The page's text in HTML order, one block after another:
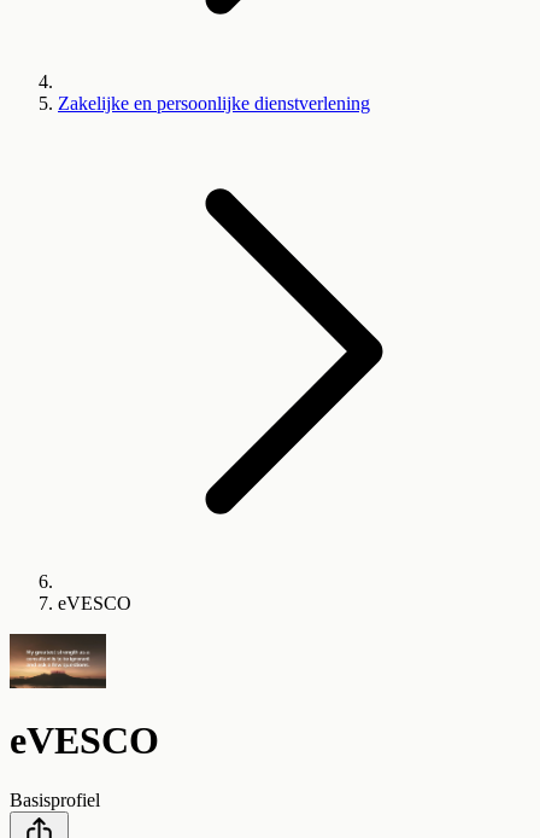
Zakelijke en persoonlijke dienstverlening
eVESCO
eVESCO
Basisprofiel